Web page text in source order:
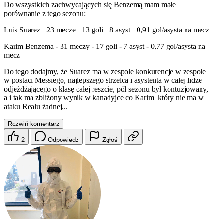
Do wszystkich zachwycających się Benzemą mam małe
porównanie z tego sezonu:
Luis Suarez - 23 mecze - 13 goli - 8 asyst - 0,91 gol/asysta na mecz
Karim Benzema - 31 meczy - 17 goli - 7 asyst - 0,77 gol/asysta na
mecz
Do tego dodajmy, że Suarez ma w zespole konkurencje w zespole
w postaci Messiego, najlepszego strzelca i asystenta w całej lidze
odjeżdżającego o klasę całej reszcie, pół sezonu był kontuzjowany,
a i tak ma zbliżony wynik w kanadyjce co Karim, który nie ma w
ataku Realu żadnej...
Rozwiń komentarz
2 Odpowiedz Zgłoś